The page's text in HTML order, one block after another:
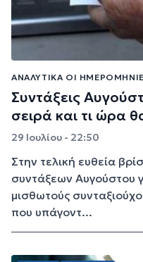
ΑΝΑΛΥΤΙΚΆ ΟΙ
Συντάξεις
σειρά και τι ώρα
29 Ιουλίου - 22:50
Στην τελική ευθεία
συντάξεων Αυγούστου
μισθωτούς
που υπάγοντ...